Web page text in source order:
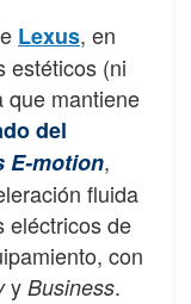
Lexus, en
estéticos (ni
que mantiene
del
E-motion,
fluida
eléctricos de
con
y Business.